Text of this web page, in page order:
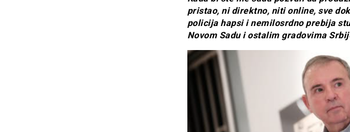
pristao, ni direktno, niti online, sve
policija hapsi i nemilosrdno prebija
Novom Sadu i ostalim gradovima